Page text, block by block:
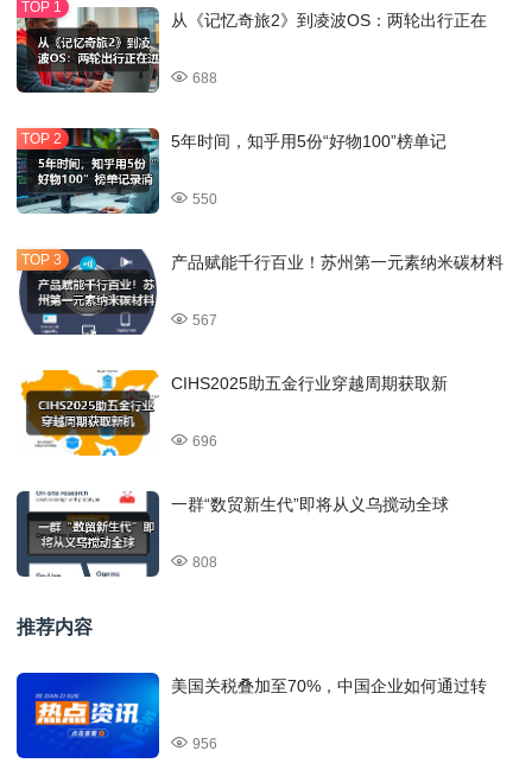
从《记忆奇旅2》到凌波OS：两轮出行正在
688
5年时间，知乎用5份“好物100”榜单记
550
产品赋能千行百业！苏州第一元素纳米碳材料
567
CIHS2025助五金行业穿越周期获取新
696
一群“数贸新生代”即将从义乌搅动全球
808
推荐内容
美国关税叠加至70%，中国企业如何通过转
956